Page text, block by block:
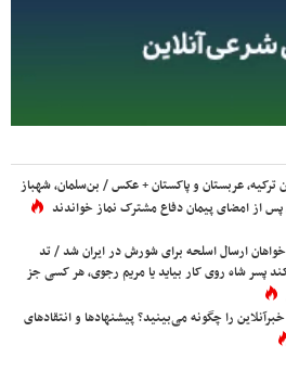
ترکیه، عربستان و پاکستان + عکس / بن‌سلمان، شهباز
از امضای پیمان دفاع مشترک نماز خواندند
خواهان ارسال اسلحه برای شورش در ایران شد / تد
پسر شاه روی کار بیاید یا مریم رجوی، هر کسی جز
را چگونه می‌بینید؟ پیشنهادها و انتقادهای